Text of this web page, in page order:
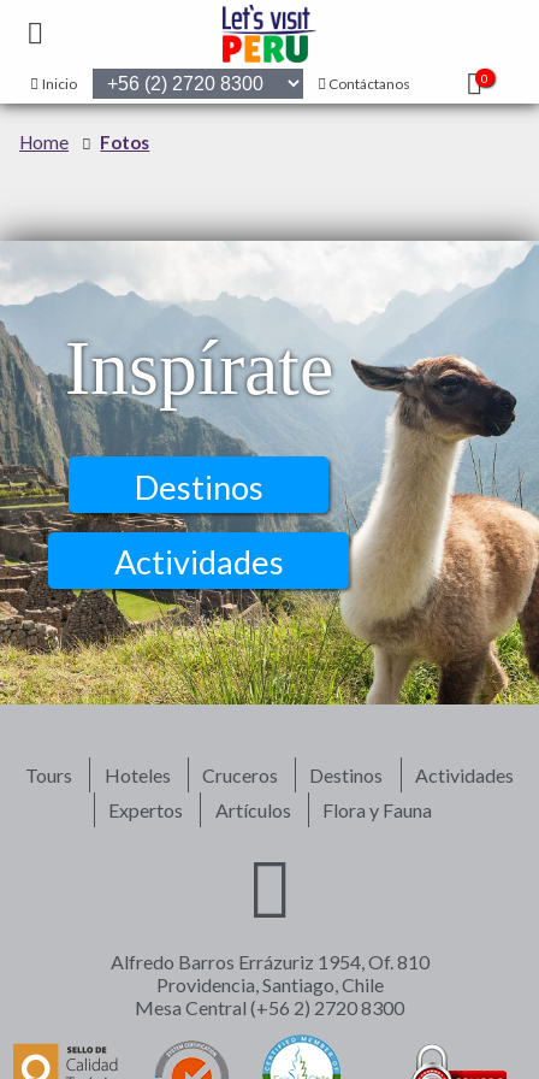
Inicio Contáctanos 0
Home Fotos
Inspírate
Destinos
Actividades
Tours Hoteles Cruceros Destinos
Actividades
Expertos
Artículos Flora y Fauna
Alfredo Barros Errázuriz 1954, Of. 810
Providencia, Santiago, Chile
Mesa Central (+56 2) 2720 8300